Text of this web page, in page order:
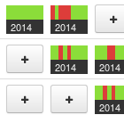
Add
2014 2014
Add
Add
2014 2014
2014